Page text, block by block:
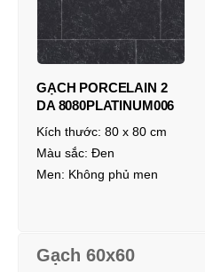
GẠCH PORCELAIN 2
DA 8080PLATINUM006
Kích thước: 80 x 80 cm
Màu sắc: Đen
Men: Không phủ men
Gạch 60x60